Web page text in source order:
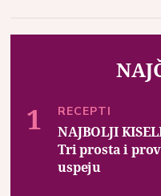
RECEPTI
NAJBOLJI
Tri prosta i
uspeju